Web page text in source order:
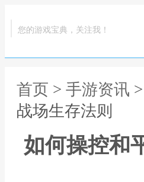
您的游戏宝典，关注我！
首页 > 手游资讯
战场生存法则
如何操控和